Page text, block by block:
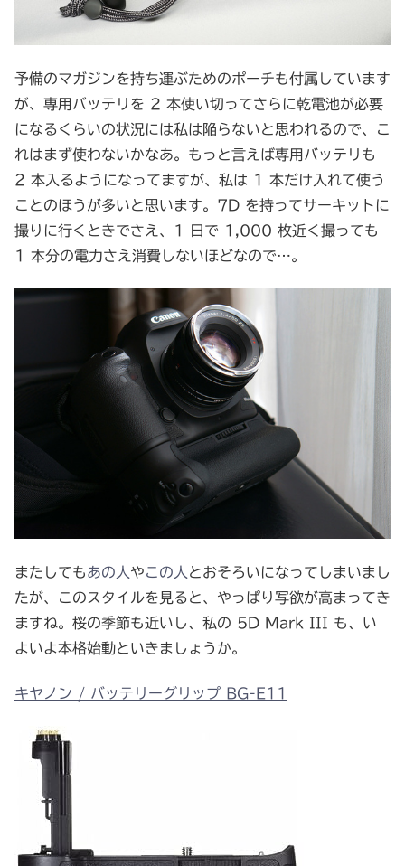
予備のマガジンを持ち運ぶためのポーチも付属しています
が、専用バッテリを 2 本使い切ってさらに乾電池が必要
になるくらいの状況には私は陥らないと思われるので、こ
れはまず使わないかなあ。もっと言えば専用バッテリも
2 本入るようになってますが、私は 1 本だけ入れて使う
ことのほうが多いと思います。7D を持ってサーキットに
撮りに行くときでさえ、1 日で 1,000 枚近く撮っても
1 本分の電力さえ消費しないほどなので…。
またしてもあの人 やこの人 とおそろいになってしまいまし
たが、このスタイルを見ると、やっぱり写欲が高まってき
ますね。桜の季節も近いし、私の 5D Mark III も、い
よいよ本格始動といきましょうか。
キヤノン / バッテリーグリップ BG-E11